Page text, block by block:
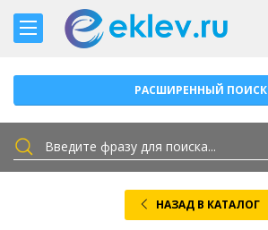
РАСШИРЕННЫЙ ПОИСК
НАЗАД В КАТАЛОГ